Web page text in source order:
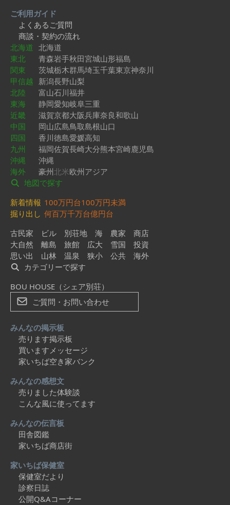
ご利用ガイド
よくあるご質問
商談・契約の流れ
北海道 北海道
東北
青森岩手秋田宮城山形福島
関東
茨城栃木群馬埼玉千葉東京神奈川
甲信越 新潟長野山梨
北陸
富山石川福井
東海
静岡愛知岐阜三重
近畿
滋賀京都大阪兵庫奈良和歌山
中国
岡山広島鳥取島根山口
四国
香川徳島愛媛高知
九州
福岡佐賀長崎大分熊本宮崎鹿児島
沖縄
沖縄
海外
豪州北米欧州アジア
地図で探す
新着情報 100万円台100万円未満
掘り出し 何百万千万台億円台
古民家
ビル 別荘地 海 農家
商店
大自然
離島 旅館 広大 雪国
投資
思い出
山林 温泉 狭小 公共
海外
カテゴリーで探す
BOU HOUSE（シェア別荘）
ご質問・お問い合わせ
みんなの掲示板
売ります掲示板
買いますメッセージ
家いちば空き家バンク
みんなの感想文
売りました体験談
こんな風に使ってます
みんなの伝言板
田舎図鑑
家いちば商店街
家いちば保健室
保健室だより
診察日誌
公開Q&Aコーナー